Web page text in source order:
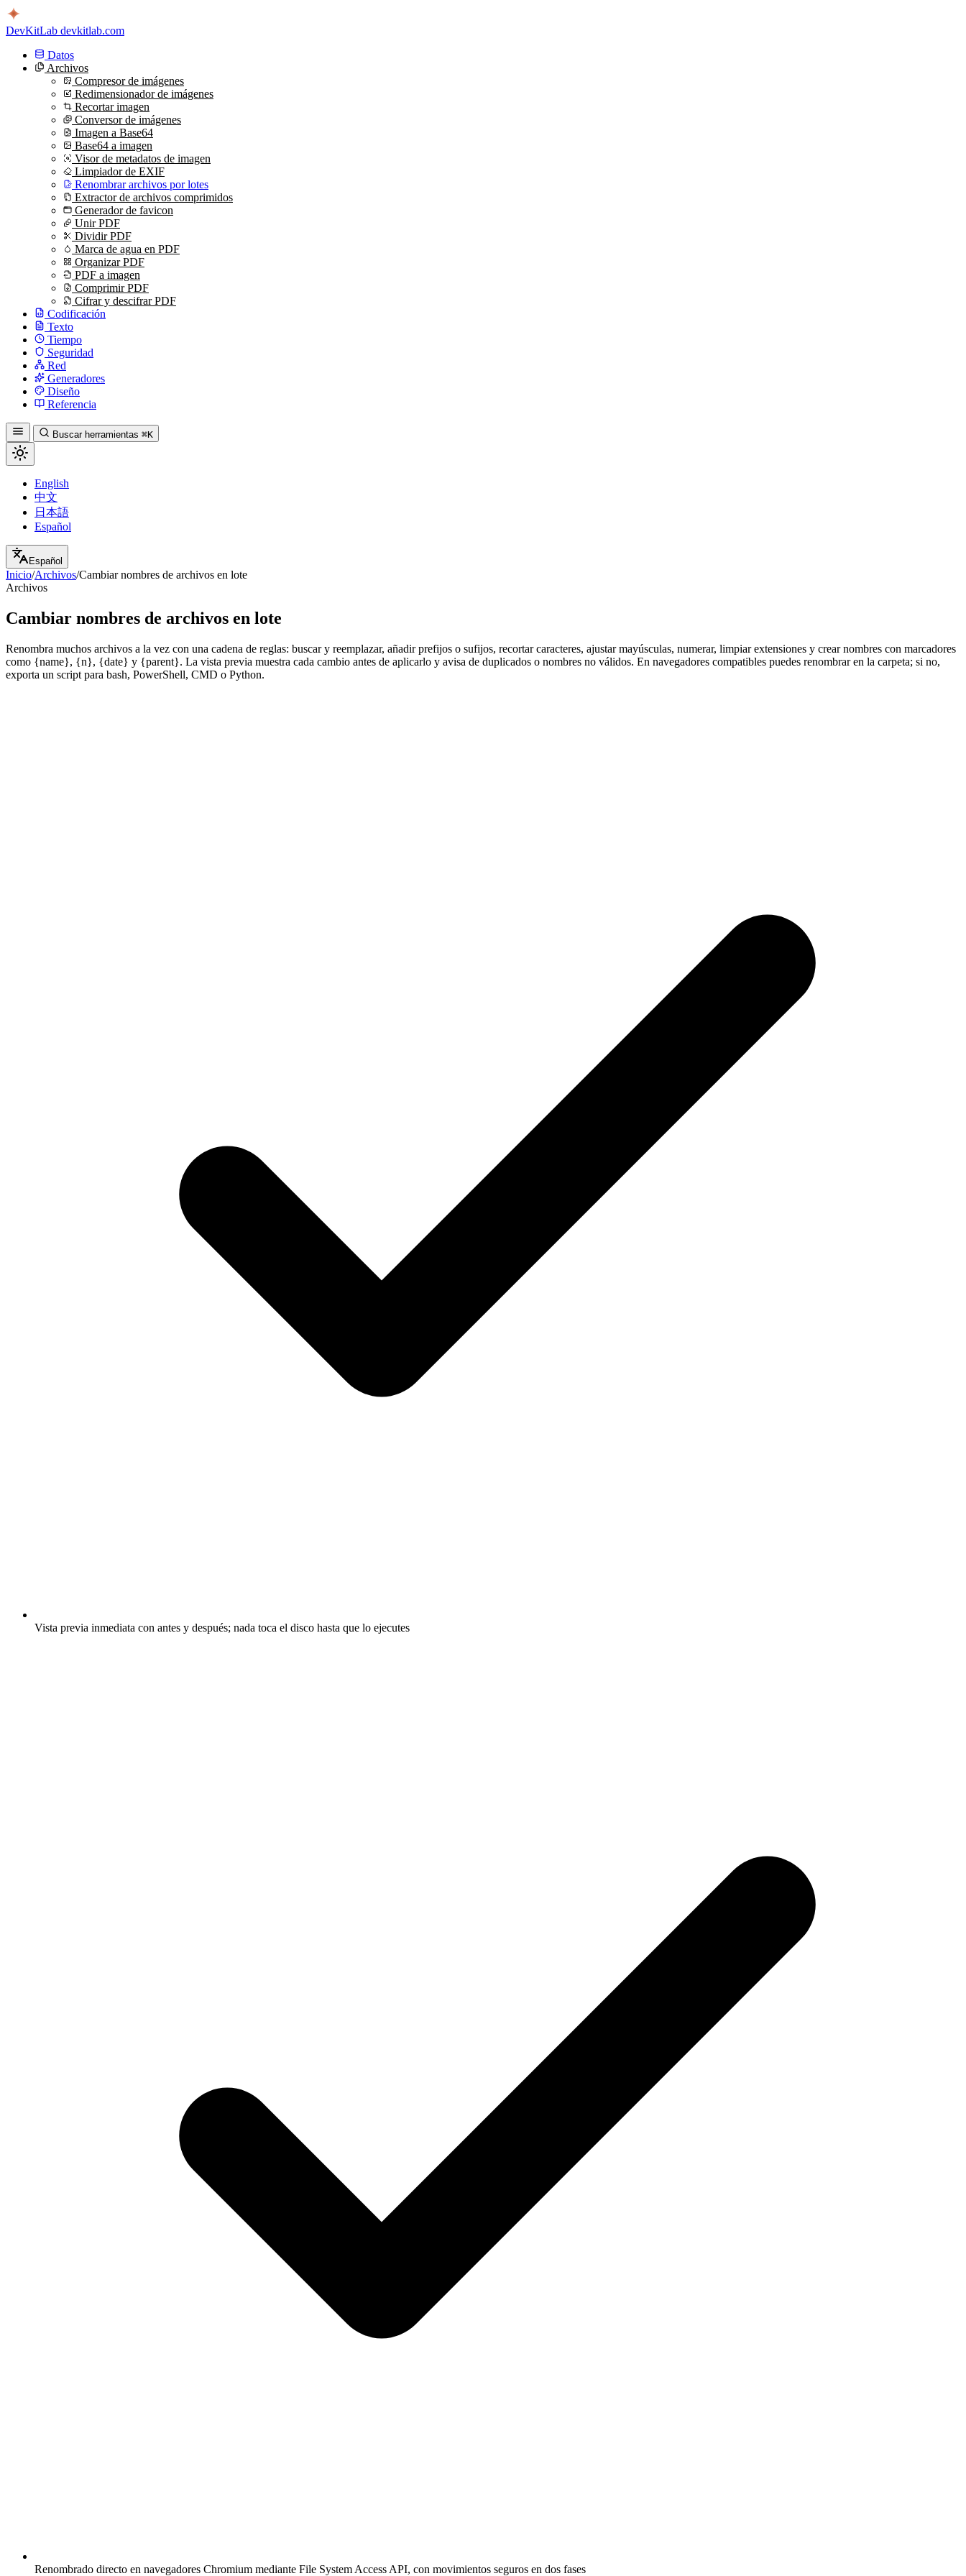
DevKitLab devkitlab.com
Datos
Archivos
Compresor de imágenes
Redimensionador de imágenes
Recortar imagen
Conversor de imágenes
Imagen a Base64
Base64 a imagen
Visor de metadatos de imagen
Limpiador de EXIF
Renombrar archivos por lotes
Extractor de archivos comprimidos
Generador de favicon
Unir PDF
Dividir PDF
Marca de agua en PDF
Organizar PDF
PDF a imagen
Comprimir PDF
Cifrar y descifrar PDF
Codificación
Texto
Tiempo
Seguridad
Red
Generadores
Diseño
Referencia
Buscar herramientas ⌘K
English
中文
日本語
Español
Español
Inicio/Archivos/Cambiar nombres de archivos en lote
Archivos
Cambiar nombres de archivos en lote
Renombra muchos archivos a la vez con una cadena de reglas: buscar y reemplazar, añadir prefijos o sufijos, recortar caracteres, ajustar mayúsculas, numerar, limpiar extensiones y crear nombres con marcadores
como {name}, {n}, {date} y {parent}. La vista previa muestra cada cambio antes de aplicarlo y avisa de duplicados o nombres no válidos. En navegadores compatibles puedes renombrar en la carpeta; si no,
exporta un script para bash, PowerShell, CMD o Python.
Vista previa inmediata con antes y después; nada toca el disco hasta que lo ejecutes
Renombrado directo en navegadores Chromium mediante File System Access API, con movimientos seguros en dos fases